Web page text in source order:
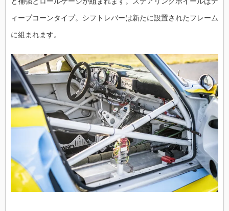
ィープコーンタイプ。シフトレバーは新たに設置されたフレーム
に組まれます。